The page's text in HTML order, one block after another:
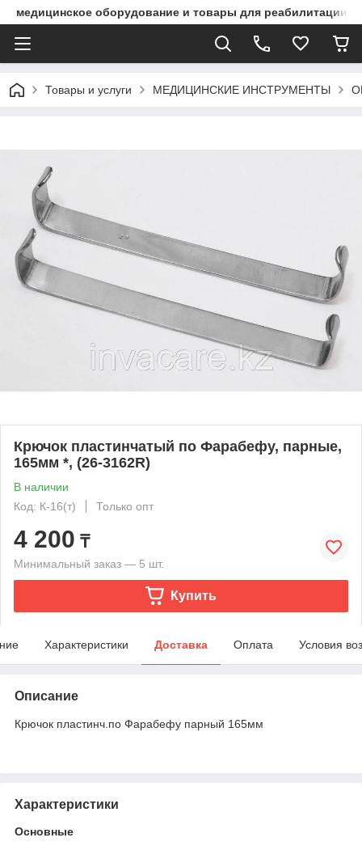
медицинское оборудование и товары для реабилитации
Товары и услуги МЕДИЦИНСКИЕ ИНСТРУМЕНТЫ
Крючок пластинчатый по Фарабефу, парные,
165мм *, (26-3162R)
В наличии
Код: К-16(т)
Только опт
4 200 ₸
Минимальный заказ — 5 шт.
Купить
Характеристики Доставка Оплата Условия
Описание
Крючок пластинч.по Фарабефу парный 165мм
Характеристики
Основные